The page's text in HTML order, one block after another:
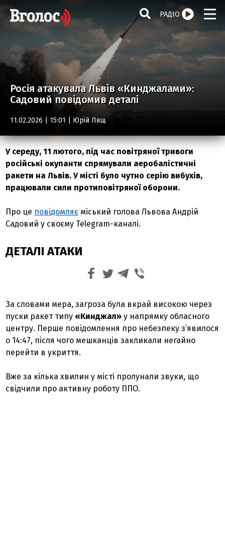
РАДІО
Росія атакувала Львів «Кинджалами»:
Садовий повідомив деталі
11.02.2026 | 15:01 | Юрій Лящ
У середу, 11 лютого, під час повітряної тривоги
російські окупанти спрямували аеробалістичні
ракети на Львів. У місті було чутно серію вибухів,
працювали сили протиповітряної оборони.
Про це повідомляє міський голова Львова Андрій
Садовий у своєму Telegram-каналі.
ДЕТАЛІ АТАКИ
За словами мера, загроза була вкрай високою через
пуски ракет типу «Кинджал» у напрямку обласного
центру. Перше повідомлення про небезпеку з’явилося
о 14:47, після чого мешканців закликали негайно
перейти в укриття.
Вже за кілька хвилин у місті пролунали звуки, що
свідчили про активну роботу ППО.